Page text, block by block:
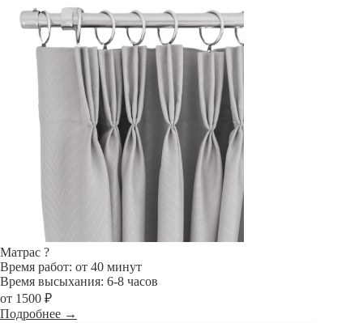
Матрас ?
Время работ: от 40 минут
Время высыхания: 6-8 часов
от 1500 ₽
Подробнее →